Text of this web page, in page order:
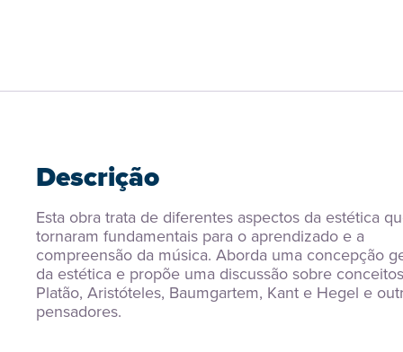
Descrição
Esta obra trata de diferentes aspectos da estética
tornaram fundamentais para o aprendizado e a
compreensão da música. Aborda uma concepção
da estética e propõe uma discussão sobre
Platão, Aristóteles, Baumgartem, Kant e Hegel e
pensadores.